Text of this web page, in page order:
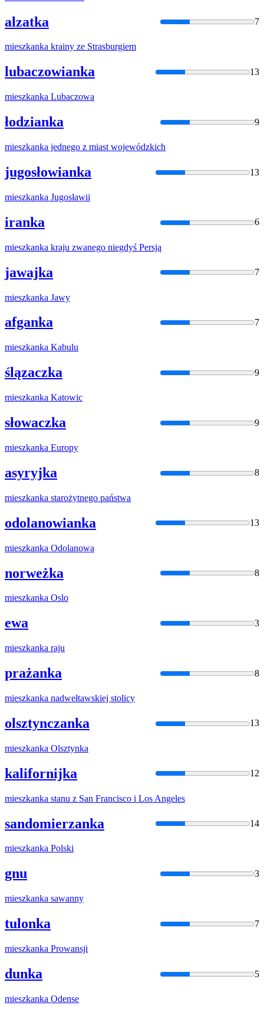
alzatka 7
mieszkanka krainy ze Strasburgiem
lubaczowianka 13
mieszkanka Lubaczowa
łodzianka 9
mieszkanka jednego z miast wojewódzkich
jugosłowianka 13
mieszkanka Jugosławii
iranka 6
mieszkanka kraju zwanego niegdyś Persją
jawajka 7
mieszkanka Jawy
afganka 7
mieszkanka Kabulu
ślązaczka 9
mieszkanka Katowic
słowaczka 9
mieszkanka Europy
asyryjka 8
mieszkanka starożytnego państwa
odolanowianka 13
mieszkanka Odolanowa
norweżka 8
mieszkanka Oslo
ewa 3
mieszkanka raju
prażanka 8
mieszkanka nadwełtawskiej stolicy
olsztynczanka 13
mieszkanka Olsztynka
kalifornijka 12
mieszkanka stanu z San Francisco i Los Angeles
sandomierzanka 14
mieszkanka Polski
gnu 3
mieszkanka sawanny
tulonka 7
mieszkanka Prowansji
dunka 5
mieszkanka Odense